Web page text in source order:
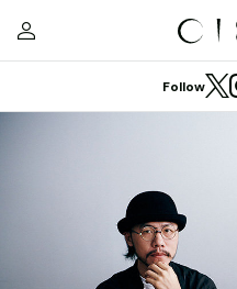
Follow